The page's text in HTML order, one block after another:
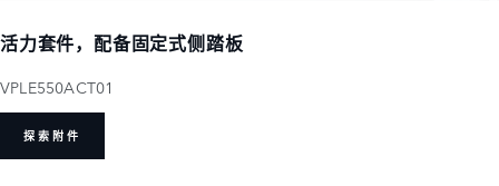
活力套件，配备固定式侧踏板
VPLE550ACT01
探索附件